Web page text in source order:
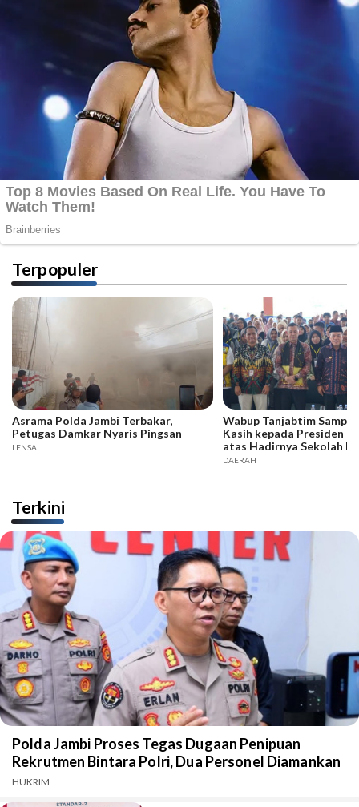
Terpopuler
Asrama Polda Jambi Terbakar,
Petugas Damkar Nyaris Pingsan
LENSA
Wabup Tanjabtim
Kasih kepada Presiden
atas Hadirnya Sekolah
DAERAH
Terkini
Polda Jambi Proses Tegas Dugaan Penipuan
Rekrutmen Bintara Polri, Dua Personel Diamankan
HUKRIM